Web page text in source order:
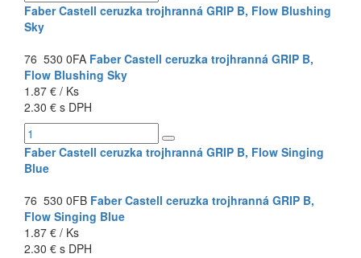
Faber Castell ceruzka trojhranná GRIP B, Flow Blushing
Sky
76 530 0FA Faber Castell ceruzka trojhranná GRIP B,
Flow Blushing Sky
1.87 € / Ks
2.30 € s DPH
Faber Castell ceruzka trojhranná GRIP B, Flow Singing
Blue
76 530 0FB Faber Castell ceruzka trojhranná GRIP B,
Flow Singing Blue
1.87 € / Ks
2.30 € s DPH